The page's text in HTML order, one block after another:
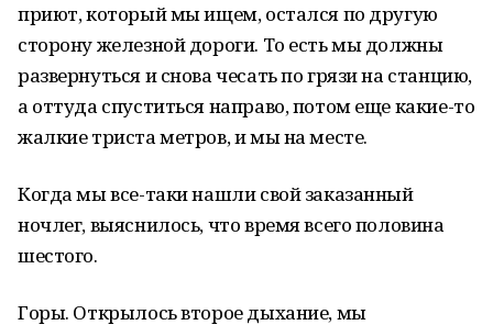
приют, который мы ищем, остался по другую
сторону железной дороги. То есть мы должны
развернуться и снова чесать по грязи на станцию,
а оттуда спуститься направо, потом еще какие-то
жалкие триста метров, и мы на месте.
Когда мы все-таки нашли свой заказанный
ночлег, выяснилось, что время всего половина
шестого.
Горы. Открылось второе дыхание, мы